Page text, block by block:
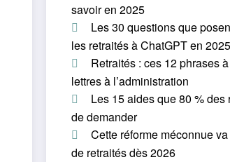
savoir en 2025
Les 30 questions que
les retraités à ChatGPT en 2025
Retraités : ces 12 phrases
lettres à l’administration
Les 15 aides que 80 % des
de demander
Cette réforme méconnue
de retraités dès 2026